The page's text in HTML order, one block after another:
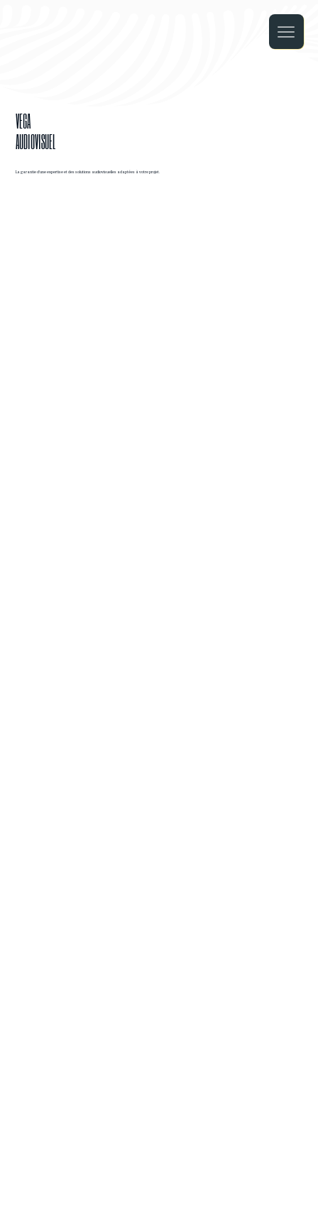
VEGA
AUDIOVISUEL
La garantie d'une expertise et des solutions audiovisuelles adaptées à votre projet.